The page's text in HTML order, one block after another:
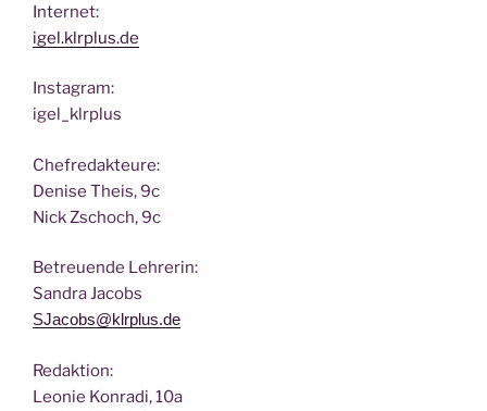
Inter­net:
igel.klrplus.de
Insta­gram:
igel_klrplus
Chef­re­dak­teu­re:
Deni­se Theis, 9c
Nick Zscho­ch, 9c
Betreu­en­de Lehrerin:
San­dra Jacobs
SJacobs@klrplus.de
Redak­ti­on:
Leo­nie Kon­ra­di, 10a